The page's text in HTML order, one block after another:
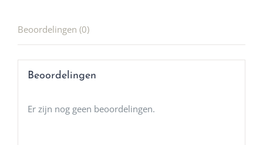
Beoordelingen (0)
Beoordelingen
Er zijn nog geen beoordelingen.